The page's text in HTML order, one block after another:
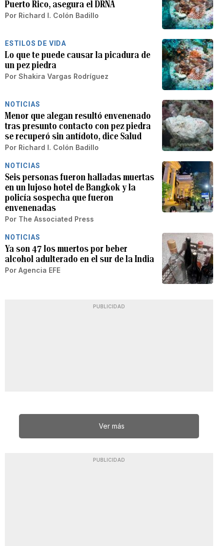
Puerto Rico, asegura el DRNA
Por Richard I. Colón Badillo
ESTILOS DE VIDA
Lo que te puede causar la picadura de
un pez piedra
Por Shakira Vargas Rodríguez
NOTICIAS
Menor que alegan resultó envenenado
tras presunto contacto con pez piedra
se recuperó sin antídoto, dice Salud
Por Richard I. Colón Badillo
NOTICIAS
Seis personas fueron halladas muertas
en un lujoso hotel de Bangkok y la
policía sospecha que fueron
envenenadas
Por The Associated Press
NOTICIAS
Ya son 47 los muertos por beber
alcohol adulterado en el sur de la India
Por Agencia EFE
PUBLICIDAD
Ver más
PUBLICIDAD